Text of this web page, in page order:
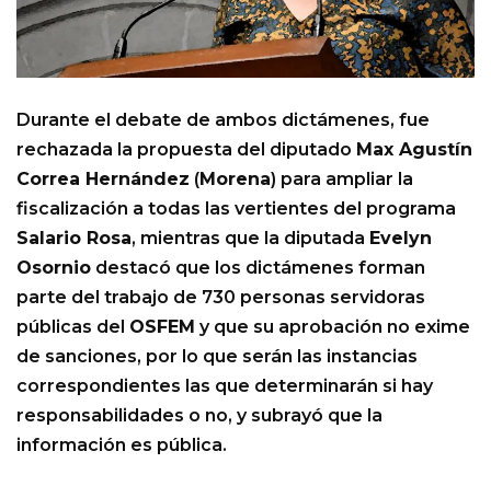
Durante el debate de ambos dictámenes, fue
rechazada la propuesta del diputado Max Agustín
Correa Hernández (Morena) para ampliar la
fiscalización a todas las vertientes del programa
Salario Rosa, mientras que la diputada Evelyn
Osornio destacó que los dictámenes forman
parte del trabajo de 730 personas servidoras
públicas del OSFEM y que su aprobación no exime
de sanciones, por lo que serán las instancias
correspondientes las que determinarán si hay
responsabilidades o no, y subrayó que la
información es pública.